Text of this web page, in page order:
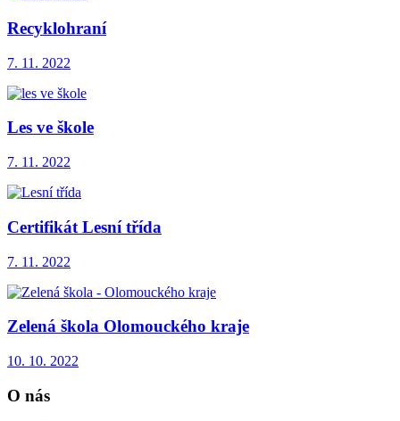
Recyklohraní
7. 11. 2022
Les ve škole
7. 11. 2022
Certifikát Lesní třída
7. 11. 2022
Zelená škola Olomouckého kraje
10. 10. 2022
O nás